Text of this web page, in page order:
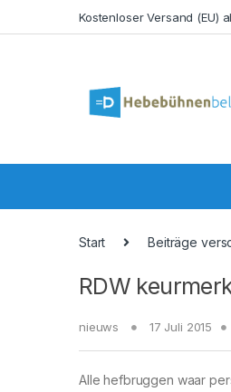
Kostenloser Versand (EU)
Start Beiträge
RDW
nieuws 17 Juli 2015
Alle hefbruggen waar